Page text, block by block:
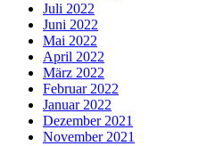
Juli 2022
Juni 2022
Mai 2022
April 2022
März 2022
Februar 2022
Januar 2022
Dezember 2021
November 2021